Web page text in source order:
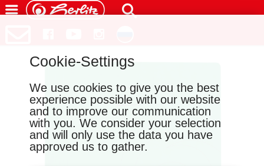
Cookie-Settings
We use cookies to give you the best
experience possible with our website
and to improve our communication
with you. We consider your selection
and will only use the data you have
approved us to gather.